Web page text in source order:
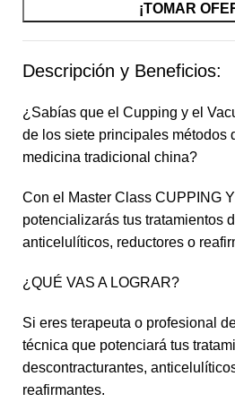
¡TOMAR
Descripción y Beneficios:
¿Sabías que el Cupping y el
de los siete principales métodos
medicina tradicional china?
Con el Master Class CUPPING
potencializarás tus tratamientos
anticelulíticos, reductores o
¿QUÉ VAS A LOGRAR?
Si eres terapeuta o profesional
técnica que potenciará tus
descontracturantes,
reafirmantes.